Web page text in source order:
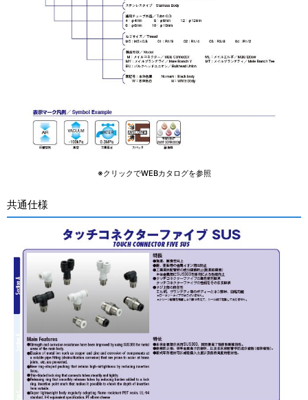
※クリックでWEBカタログを参照
共通仕様